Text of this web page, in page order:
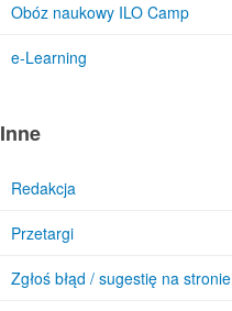
Obóz naukowy ILO Camp
e-Learning
Inne
Redakcja
Przetargi
Zgłoś błąd / sugestię na stronie